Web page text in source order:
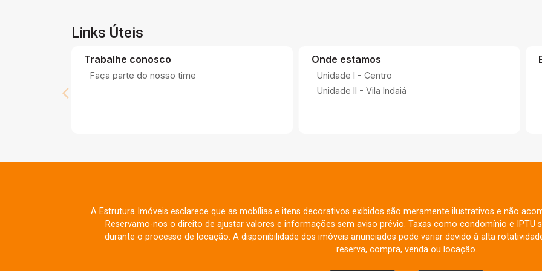
Links Úteis
Trabalhe conosco
Faça parte do nosso time
Onde estamos
Unidade I - Centro
Unidade II - Vila Indaiá
A Estrutura Imóveis esclarece que as mobílias e itens decorativos exibidos são meramente ilustrativos e não
Reservamo-nos o direito de ajustar valores e informações sem aviso prévio. Taxas como condomínio e
durante o processo de locação. A disponibilidade dos imóveis anunciados pode variar devido à alta
reserva, compra, venda ou locação.